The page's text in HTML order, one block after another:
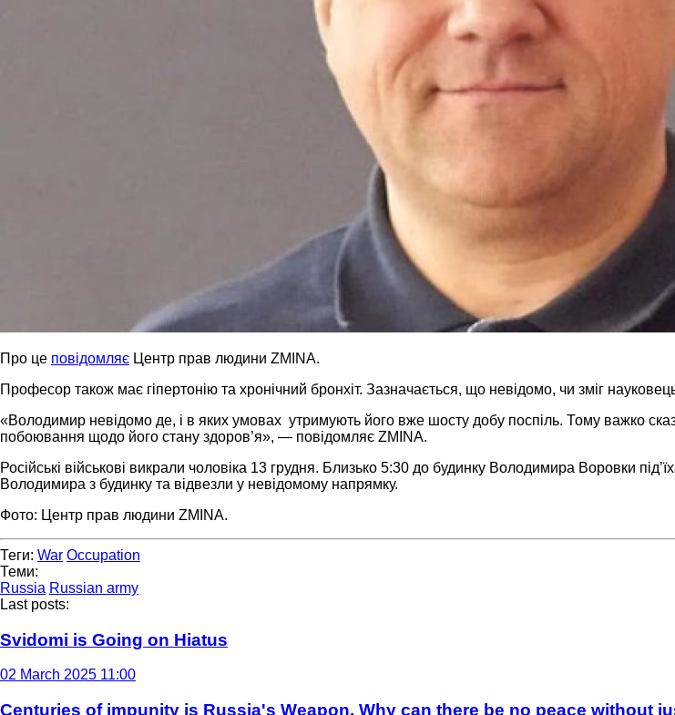
Про це повідомляє Центр прав людини ZMINA.
Професор також має гіпертонію та хронічний бронхіт. Зазначається, що невідомо, чи зміг
«Володимир невідомо де, і в яких умовах утримують його вже шосту добу поспіль. Тому важко
побоювання щодо його стану здоров’я», — повідомляє ZMINA.
Російські військові викрали чоловіка 13 грудня. Близько 5:30 до будинку Володимира Воровки
Володимира з будинку та відвезли у невідомому напрямку.
Фото: Центр прав людини ZMINA.
Теги: War Occupation
Теми:
Russia Russian army
Last posts:
Svidomi is Going on Hiatus
02 March 2025 11:00
Centuries of impunity is Russia's Weapon. Why can there be no peace without